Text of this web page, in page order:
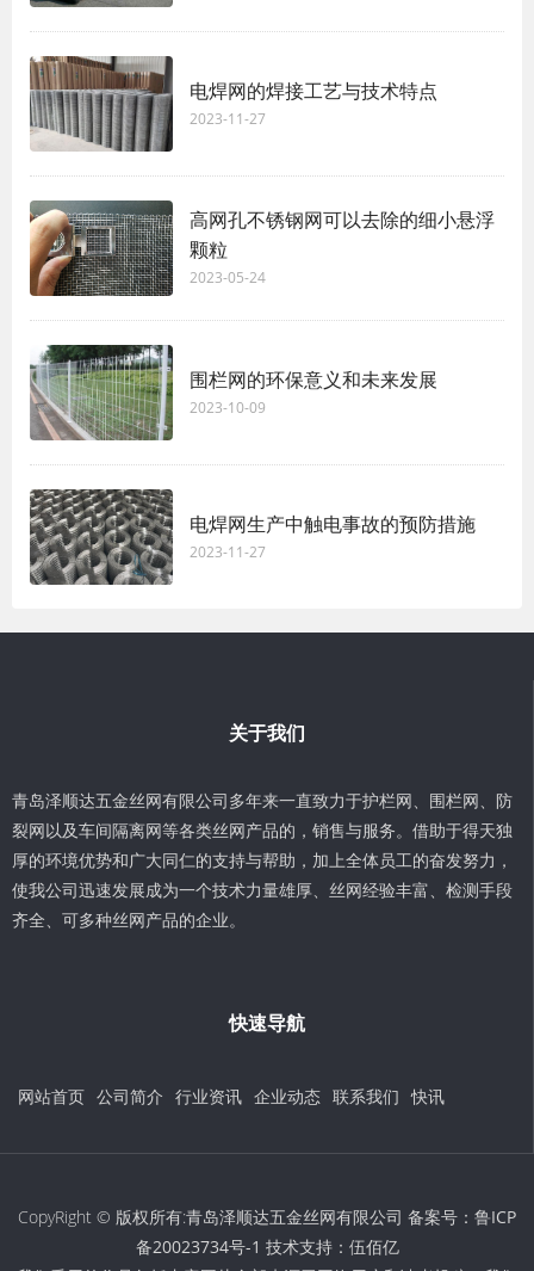
电焊网的焊接工艺与技术特点
2023-11-27
高网孔不锈钢网可以去除的细小悬浮
颗粒
2023-05-24
围栏网的环保意义和未来发展
2023-10-09
电焊网生产中触电事故的预防措施
2023-11-27
关于我们
青岛泽顺达五金丝网有限公司多年来一直致力于护栏网、围栏网、防
裂网以及车间隔离网等各类丝网产品的，销售与服务。借助于得天独
厚的环境优势和广大同仁的支持与帮助，加上全体员工的奋发努力，
使我公司迅速发展成为一个技术力量雄厚、丝网经验丰富、检测手段
齐全、可多种丝网产品的企业。
快速导航
网站首页 公司简介 行业资讯 企业动态 联系我们 快讯
CopyRight © 版权所有:青岛泽顺达五金丝网有限公司 备案号： 鲁ICP
备20023734号-1 技术支持： 伍佰亿